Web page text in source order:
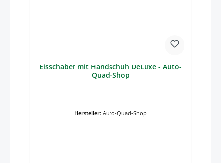
Eisschaber mit Handschuh DeLuxe - Auto-
Quad-Shop
Hersteller: Auto-Quad-Shop